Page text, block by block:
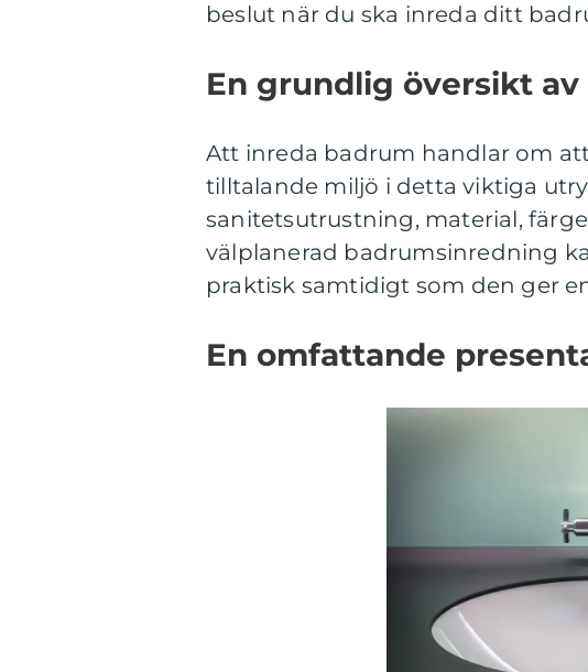
beslut när du ska inreda ditt
En grundlig översikt
Att inreda badrum handlar om
tilltalande miljö i detta viktiga
sanitetsutrustning, material,
välplanerad badrumsinredning
praktisk samtidigt som den ger
En omfattande